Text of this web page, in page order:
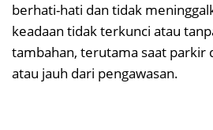
berhati-hati dan tidak
keadaan tidak terkunci atau
tambahan, terutama saat parkir
atau jauh dari pengawasan.